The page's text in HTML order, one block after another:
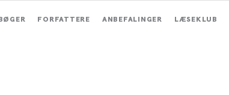
BØGER FORFATTERE ANBEFALINGER LÆSEKLUB